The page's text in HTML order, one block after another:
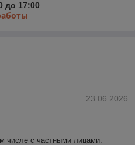
до 17:00
23.06.2026
числе с частными лицами.